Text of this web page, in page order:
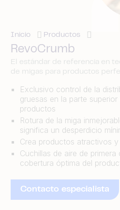
Inicio Productos
RevoCrumb
El estándar de referencia en
de migas para productos
Exclusivo control de la
gruesas en la parte
productos
Rotura de la miga
significa un desperdicio
Crea productos atractivos
Cuchillas de aire de primera
cobertura óptima del
Contacto especialista